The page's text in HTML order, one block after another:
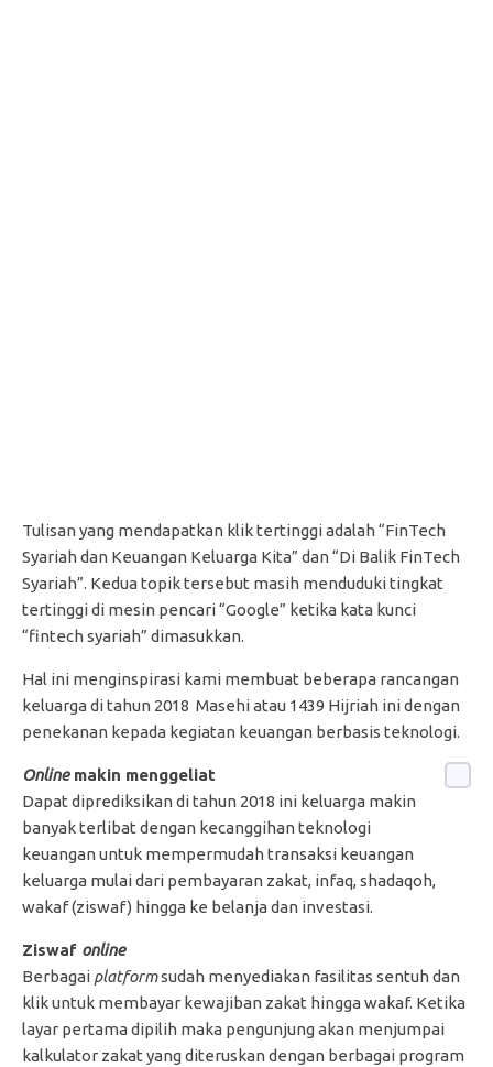
Tulisan yang mendapatkan klik tertinggi adalah “FinTech
Syariah dan Keuangan Keluarga Kita” dan “Di Balik FinTech
Syariah”. Kedua topik tersebut masih menduduki tingkat
tertinggi di mesin pencari “Google” ketika kata kunci
“fintech syariah” dimasukkan.
Hal ini menginspirasi kami membuat beberapa rancangan
keluarga di tahun 2018 Masehi atau 1439 Hijriah ini dengan
penekanan kepada kegiatan keuangan berbasis teknologi.
Onlinemakin menggeliat
Dapat diprediksikan di tahun 2018 ini keluarga makin
banyak terlibat dengan kecanggihan teknologi
keuangan untuk mempermudah transaksi keuangan
keluarga mulai dari pembayaran zakat, infaq, shadaqoh,
wakaf (ziswaf) hingga ke belanja dan investasi.
Ziswaf online
Berbagai platformsudah menyediakan fasilitas sentuh dan
klik untuk membayar kewajiban zakat hingga wakaf. Ketika
layar pertama dipilih maka pengunjung akan menjumpai
kalkulator zakat yang diteruskan dengan berbagai program